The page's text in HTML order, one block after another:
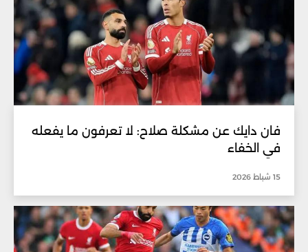
فان دايك عن مشكلة صلاح: لا تعرفون ما يفعله
في الخفاء
15 شباط 2026